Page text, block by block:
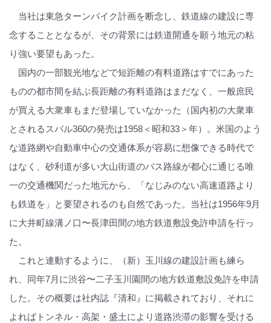
当社は東急ターンパイク計画を断念し、鉄道線の建設に専
念することとなるが、その背景には鉄道開通を願う地元の粘
り強い要望もあった。
国内の一部観光地などで短距離の有料道路はすでにあった
ものの都市間を結ぶ長距離の有料道路はまだなく、一般庶民
が買える大衆車もまだ登場していなかった（国内初の大衆車
とされるスバル360の発売は1958＜昭和33＞年）。米国のよう
な道路網や自動車中心の交通体系が容易に想像できる時代で
はなく、砂利道が多い大山街道のバス路線が都心に通じる唯
一の交通機関だった地元から、「なじみのない高速道路より
も鉄道を」と要望されるのも自然であった。当社は1956年9月
に大井町線溝ノ口〜長津田間の地方鉄道敷設免許申請を行っ
た。
これと連動するように、（新）玉川線の建設計画も練ら
れ、同年7月に渋谷〜二子玉川園間の地方鉄道敷設免許を申請
した。その概要は社内誌『清和』に掲載されており、それに
よればトンネル・高架・盛土により道路渋滞の影響を受ける